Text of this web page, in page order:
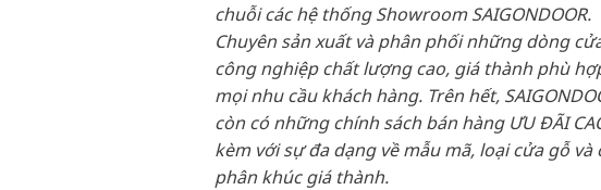
chuỗi các hệ thống Showroom SAIGONDOOR.
Chuyên sản xuất và phân phối những dòng
công nghiệp chất lượng cao, giá thành phù
mọi nhu cầu khách hàng. Trên hết,
còn có những chính sách bán hàng ƯU ĐÃI
kèm với sự đa dạng về mẫu mã, loại cửa gỗ và
phân khúc giá thành.